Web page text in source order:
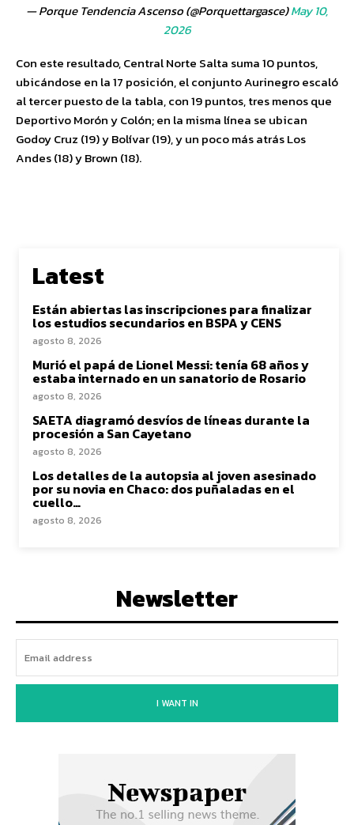
— Porque Tendencia Ascenso (@Porquettargasce)May 10,
2026
Con este resultado, Central Norte Salta suma 10 puntos,
ubicándose en la 17 posición, el conjunto Aurinegro escaló
al tercer puesto de la tabla, con 19 puntos, tres menos que
Deportivo Morón y Colón; en la misma línea se ubican
Godoy Cruz (19) y Bolívar (19), y un poco más atrás Los
Andes (18) y Brown (18).
Latest
Están abiertas las inscripciones para finalizar
los estudios secundarios en BSPA y CENS
agosto 8, 2026
Murió el papá de Lionel Messi: tenía 68 años y
estaba internado en un sanatorio de Rosario
agosto 8, 2026
SAETA diagramó desvíos de líneas durante la
procesión a San Cayetano
agosto 8, 2026
Los detalles de la autopsia al joven asesinado
por su novia en Chaco: dos puñaladas en el
cuello…
agosto 8, 2026
Newsletter
I WANT IN